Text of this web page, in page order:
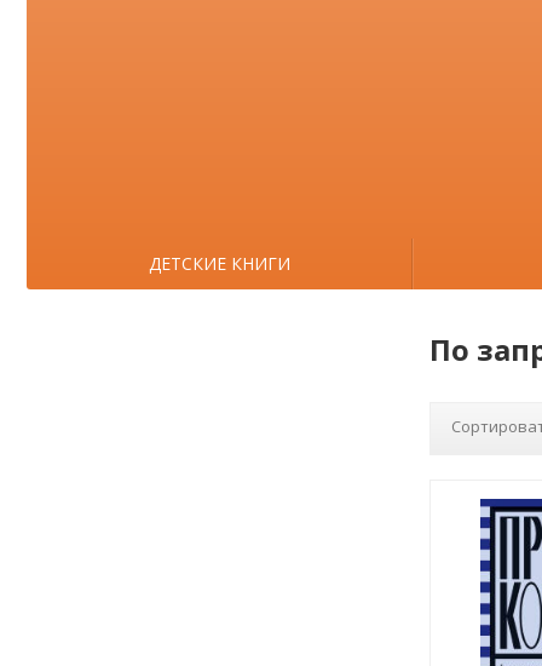
ДЕТСКИЕ КНИГИ
По